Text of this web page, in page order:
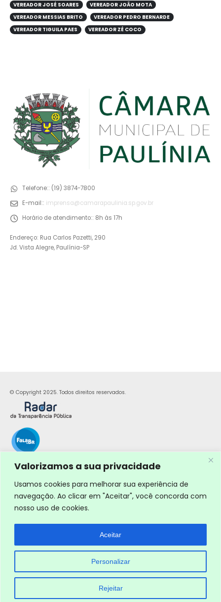
Valorizamos a sua privacidade
Usamos cookies para melhorar sua experiência de
navegação. Ao clicar em "Aceitar", você concorda com
nosso uso de cookies.
Personalizar
Rejeitar
Aceitar
VEREADOR JOSÉ SOARES
VEREADOR JOÃO MOTA
VEREADOR MESSIAS BRITO
VEREADOR PEDRO BERNARDE
VEREADOR TIGUILA PAES
VEREADOR ZÉ COCO
Telefone:: (19) 3874-7800
E-mail:: imprensa@camarapaulinia.sp.gov.br
Horário de atendimento:: 8h às 17h
Endereço: Rua Carlos Pazetti, 290
Jd. Vista Alegre, Paulínia-SP
© Copyright 2025. Todos direitos reservados.